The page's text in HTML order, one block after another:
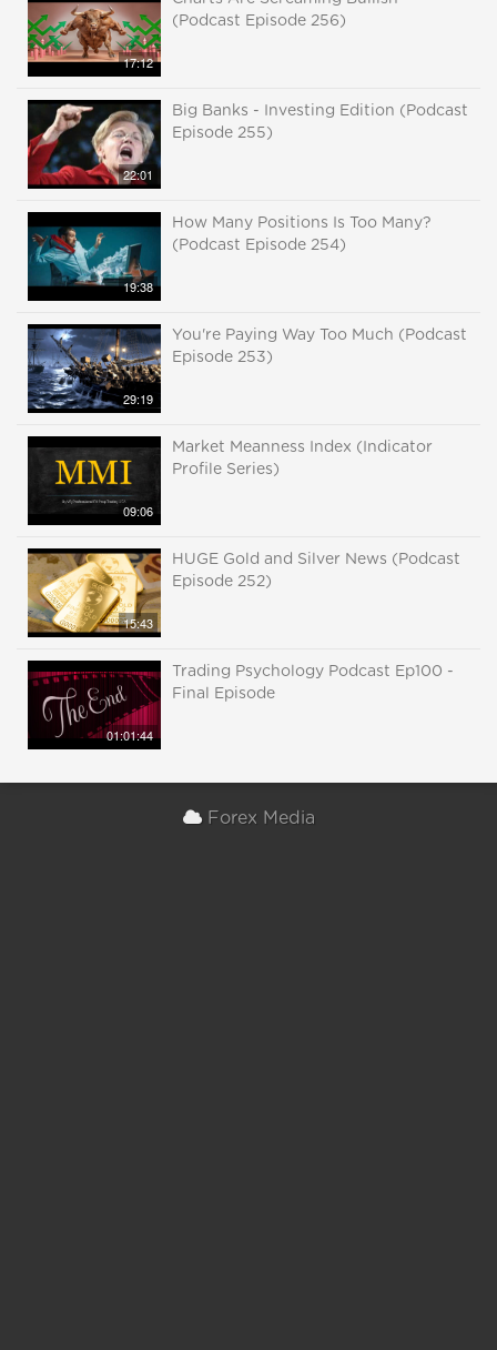
17:12
(Podcast Episode 256)
22:01
Big Banks - Investing Edition (Podcast
Episode 255)
19:38
How Many Positions Is Too Many?
(Podcast Episode 254)
29:19
You're Paying Way Too Much (Podcast
Episode 253)
09:06
Market Meanness Index (Indicator
Profile Series)
15:43
HUGE Gold and Silver News (Podcast
Episode 252)
01:01:44
Trading Psychology Podcast Ep100 -
Final Episode
Forex Media